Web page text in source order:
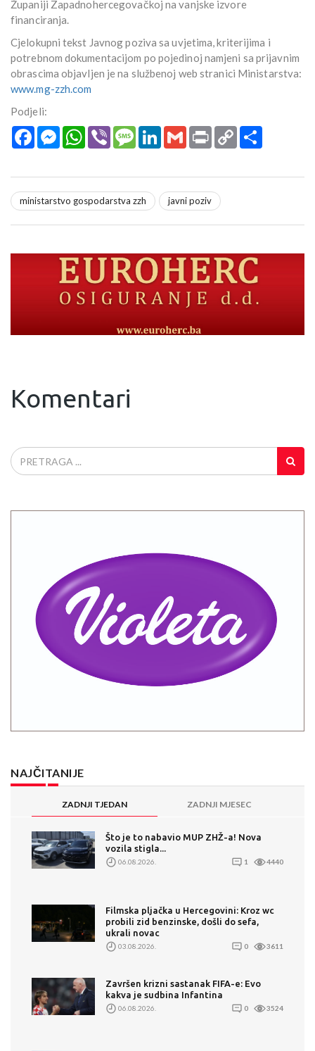
Županiji Zapadnohercegovačkoj na vanjske izvore
financiranja.
Cjelokupni tekst Javnog poziva sa uvjetima, kriterijima i
potrebnom dokumentacijom po pojedinoj namjeni sa prijavnim
obrascima objavljen je na službenoj web stranici Ministarstva:
www.mg-zzh.com
Podjeli:
FacebookMessengerWhatsApp
Viber MessageLinkedInGmail Print Copy
Link
ministarstvo gospodarstva zzh javni poziv
Komentari
NAJČITANIJE
ZADNJI TJEDAN ZADNJI MJESEC
Što je to nabavio MUP ZHŽ-a! Nova
vozila stigla...
06.08.2026. 1 4440
Filmska pljačka u Hercegovini: Kroz wc
probili zid benzinske, došli do sefa,
ukrali novac
03.08.2026. 0 3611
Završen krizni sastanak FIFA-e: Evo
kakva je sudbina Infantina
06.08.2026. 0 3524